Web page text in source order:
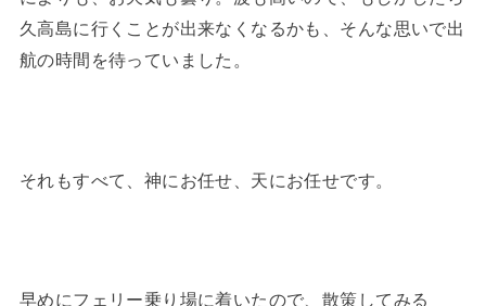
久高島に行くことが出来なくなるかも、そんな思いで出
航の時間を待っていました。
それもすべて、神にお任せ、天にお任せです。
早めにフェリー乗り場に着いたので、散策してみる